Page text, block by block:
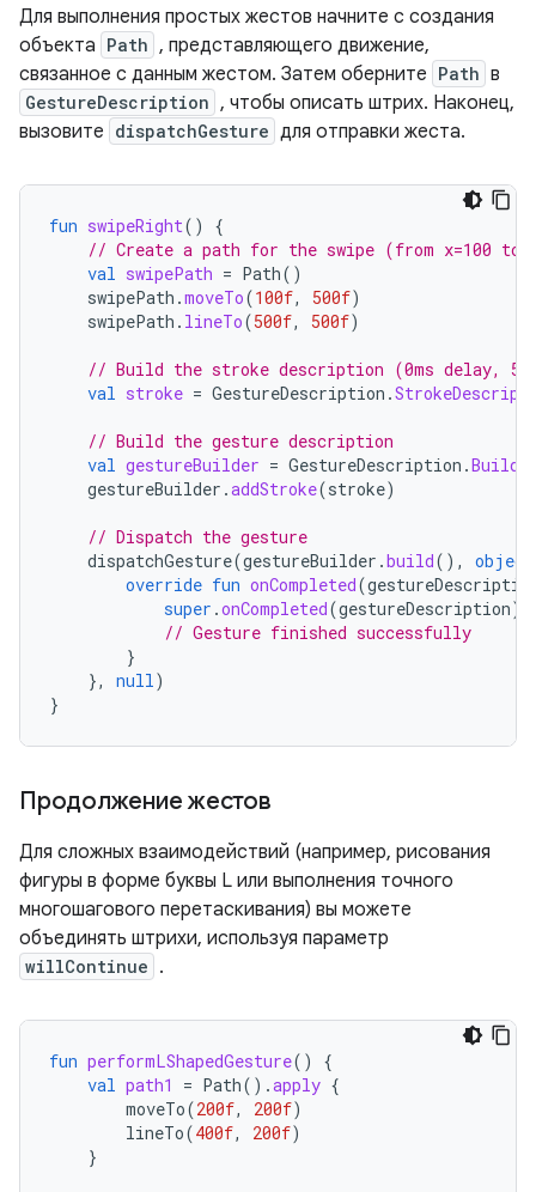
Для выполнения простых жестов начните с создания
объекта Path , представляющего движение,
связанное с данным жестом. Затем оберните Path в
GestureDescription , чтобы описать штрих. Наконец,
вызовите dispatchGesture для отправки жеста.
fun swipeRight()
{
// Create a path for the swipe (from x=100 to
val swipePath = Path()
swipePath .moveTo(100f, 500f)
swipePath . lineTo(500f, 500f)
// Build the stroke description (0ms delay,
val stroke = GestureDescription .
// Build the gesture description
val gestureBuilder = GestureDescription .
gestureBuilder .addStroke(stroke)
// Dispatch the gesture
dispatchGesture(gestureBuilder .build(),
object
override fun onCompleted(
super .onCompleted(gestureDescription)
// Gesture finished successfully
}
},
null)
}
Продолжение жестов
Для сложных взаимодействий (например, рисования
фигуры в форме буквы L или выполнения точного
многошагового перетаскивания) вы можете
объединять штрихи, используя параметр
willContinue .
fun performLShapedGesture()
{
val path1 = Path().apply {
moveTo(200f, 200f)
lineTo(400f, 200f)
}